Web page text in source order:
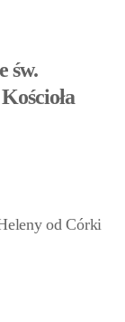
św.
od Córki